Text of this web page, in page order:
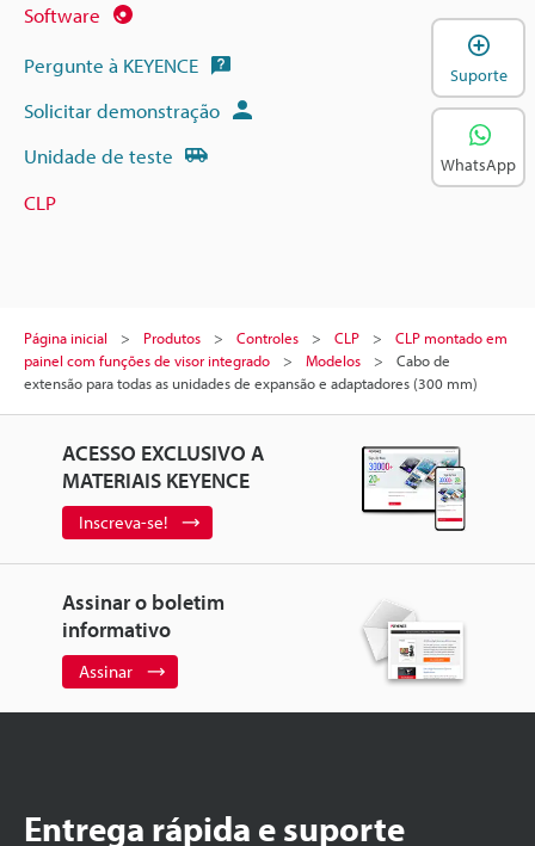
Software
Pergunte à KEYENCE
Solicitar demonstração
Unidade de teste
CLP
Página inicial Produtos Controles CLP
CLP montado em
painel com funções de visor integrado
Modelos
Cabo de
extensão para todas as unidades de expansão e adaptadores (300 mm)
ACESSO EXCLUSIVO A
MATERIAIS KEYENCE
Inscreva-se!
Assinar o boletim
informativo
Assinar
Entrega rápida e suporte
Suporte
WhatsApp